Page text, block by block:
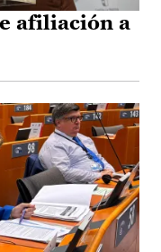
afiliación a